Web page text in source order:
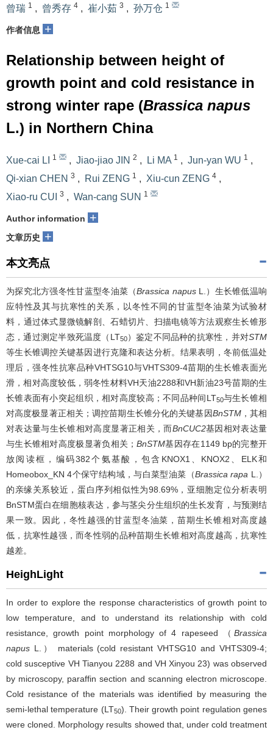
曾瑞 1 , 曾秀存 4 , 崔小茹 3 , 孙万仓 1
作者信息 +
Relationship between height of
growth point and cold resistance in
strong winter rape (Brassica napus
L.) in Northern China
Xue-cai LI 1 , Jiao-jiao JIN 2 , Li MA 1 , Jun-yan WU 1 ,
Qi-xian CHEN 3 , Rui ZENG 1 , Xiu-cun ZENG 4 ,
Xiao-ru CUI
3 , Wan-cang SUN 1
Author information +
文章历史 +
本文亮点
为探究北方强冬性甘蓝型冬油菜（Brassica napusL.）生长锥低温响
应特性及其与抗寒性的关系，以冬性不同的甘蓝型冬油菜为试验材
料，通过体式显微镜解剖、石蜡切片、扫描电镜等方法观察生长锥形
态，通过测定半致死温度（LT50）鉴定不同品种的抗寒性，并对STM
等生长锥调控关键基因进行克隆和表达分析。结果表明，冬前低温处
理后，强冬性抗寒品种VHTSG10与VHTS309-4苗期的生长锥表面光
滑，相对高度较低，弱冬性材料VH天油2288和VH新油23号苗期的生
长锥表面有小突起组织，相对高度较高；不同品种间LT50与生长锥相
对高度极显著正相关；调控苗期生长锥分化的关键基因BnSTM，其相
对表达量与生长锥相对高度显著正相关，而BnCUC2基因相对表达量
与生长锥相对高度极显著负相关；BnSTM基因存在1149 bp的完整开
放阅读框，编码382个氨基酸，包含KNOX1、KNOX2、ELK和
Homeobox_KN 4个保守结构域，与白菜型油菜（Brassica rapa L.）
的亲缘关系较近，蛋白序列相似性为98.69%，亚细胞定位分析表明
BnSTM蛋白在细胞核表达，参与茎尖分生组织的生长发育，与预测结
果一致。因此，冬性越强的甘蓝型冬油菜，苗期生长锥相对高度越
低，抗寒性越强，而冬性弱的品种苗期生长锥相对高度越高，抗寒性
越差。
HeighLight
In order to explore the response characteristics of growth point to
low temperature, and to understand its relationship with cold
resistance, growth point morphology of 4 rapeseed （ Brassica
napus L.） materials (cold resistant VHTSG10 and VHTS309-4;
cold susceptive VH Tianyou 2288 and VH Xinyou 23) was observed
by microscopy, paraffin section and scanning electron microscope.
Cold resistance of the materials was identified by measuring the
semi-lethal temperature (LT50). Their growth point regulation genes
were cloned. Morphology results showed that, under cold treatment